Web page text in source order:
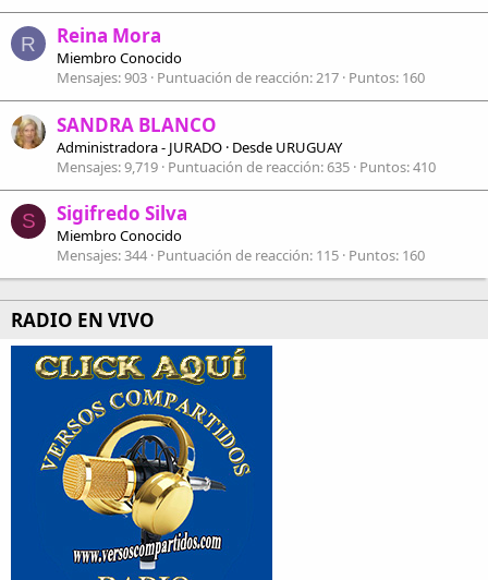
R Reina Mora
Miembro Conocido
Mensajes 903 Puntuación de reacción 217 Puntos 160
SANDRA BLANCO
Administradora - JURADO · Desde URUGUAY
Mensajes 9,719 Puntuación de reacción 635 Puntos 410
S Sigifredo Silva
Miembro Conocido
Mensajes 344 Puntuación de reacción 115 Puntos 160
RADIO EN VIVO